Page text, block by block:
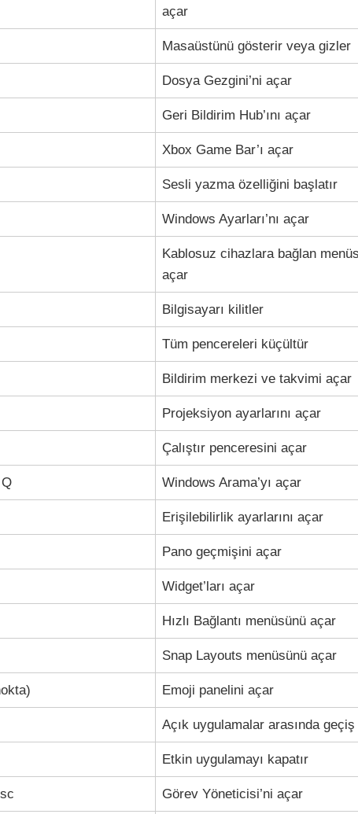
açar
Masaüstünü gösterir veya gizler
Dosya Gezgini’ni açar
Geri Bildirim Hub’ını açar
Xbox Game Bar’ı açar
Sesli yazma özelliğini başlatır
Windows Ayarları’nı açar
Kablosuz cihazlara bağlan
açar
Bilgisayarı kilitler
Tüm pencereleri küçültür
Bildirim merkezi ve takvimi açar
Projeksiyon ayarlarını açar
Çalıştır penceresini açar
Windows Arama’yı açar
Erişilebilirlik ayarlarını açar
Pano geçmişini açar
Widget’ları açar
Hızlı Bağlantı menüsünü açar
Snap Layouts menüsünü açar
Emoji panelini açar
Açık uygulamalar arasında
Etkin uygulamayı kapatır
Görev Yöneticisi’ni açar